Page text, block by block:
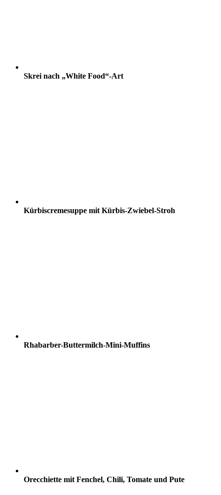
Skrei nach „White Food“-Art
Kürbiscremesuppe mit Kürbis-Zwiebel-Stroh
Rhabarber-Buttermilch-Mini-Muffins
Orecchiette mit Fenchel, Chili, Tomate und Pute